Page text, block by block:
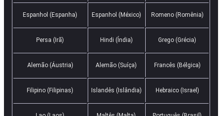
Espanhol (Espanha) Espanhol (México) Romeno (Romênia)
Persa (Irã) Hindi (Índia) Grego (Grécia)
Alemão (Áustria) Alemão (Suíça) Francês (Bélgica)
Filipino (Filipinas) Islandês (Islândia) Hebraico (Israel)